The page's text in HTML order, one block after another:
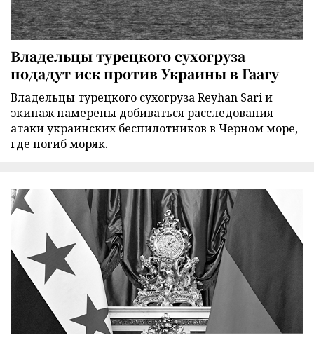
Владельцы турецкого сухогруза
подадут иск против Украины в Гаагу
Владельцы турецкого сухогруза Reyhan Sari и
экипаж намерены добиваться расследования
атаки украинских беспилотников в Черном море,
где погиб моряк.